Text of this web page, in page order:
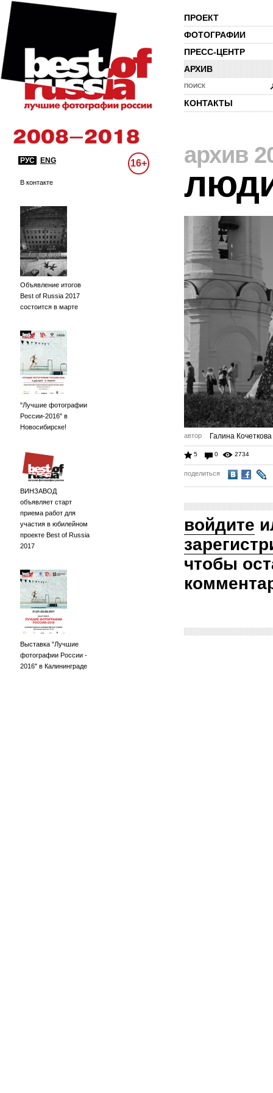
ПРОЕКТ
ФОТОГРАФИИ
ПРЕСС-ЦЕНТР
АРХИВ
ПОИСК
КОНТАКТЫ
РУС ENG 16+
В контакте
Объявление итогов
Best of Russia 2017
состоится в марте
"Лучшие фотографии
России-2016" в
Новосибирске!
ВИНЗАВОД
объявляет старт
приема работ для
участия в юбилейном
проекте Best of Russia
2017
Выставка "Лучшие
фотографии России -
2016" в Калининграде
архив
автор Галина Кочеткова
5 0 2734
поделиться
войдите
чтобы